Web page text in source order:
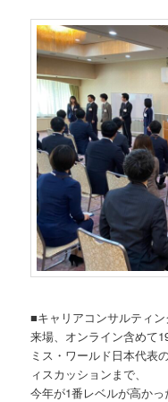
■キャリアコンサルティ
来場、オンライン含めて
ミス・ワールド日本代表
ィスカッションまで、
今年が1番レベルが高かっ